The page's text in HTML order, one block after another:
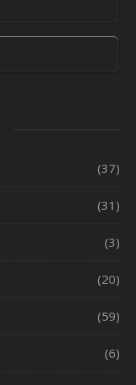
(37)
(31)
(3)
(20)
(59)
(6)